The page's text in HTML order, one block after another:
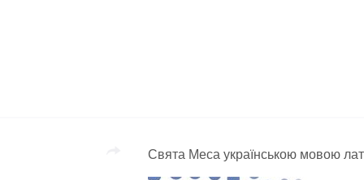
Свята Меса українською мовою